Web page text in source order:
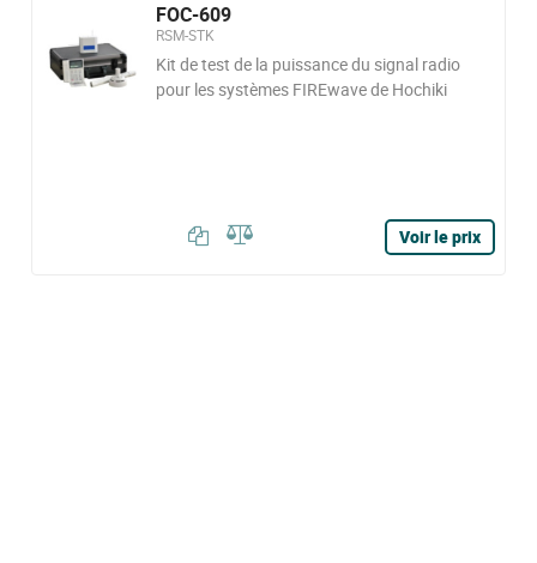
FOC-609
RSM-STK
Kit de test de la puissance du signal radio
pour les systèmes FIREwave de Hochiki
Voir le prix